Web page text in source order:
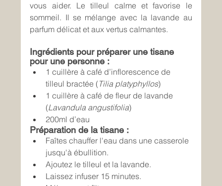
vous aider. Le tilleul calme et favorise le
sommeil. Il se mélange avec la lavande au
parfum délicat et aux vertus calmantes.
Ingrédients pour préparer une tisane
pour une personne :
1 cuillère à café d’inflorescence de
tilleul bractée (Tilia platyphyllos)
1 cuillère à café de fleur de lavande
(Lavandula angustifolia)
200ml d’eau
Préparation de la tisane :
Faîtes chauffer l'eau dans une casserole
jusqu'à ébullition.
Ajoutez le tilleul et la lavande.
Laissez infuser 15 minutes.